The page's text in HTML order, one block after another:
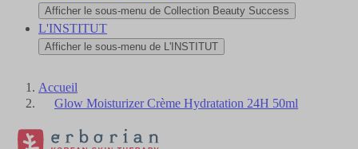
Afficher le sous-menu de Collection Beauty Success
L'INSTITUT
Afficher le sous-menu de L'INSTITUT
Accueil
Glow Moisturizer Crème Hydratation 24H 50ml